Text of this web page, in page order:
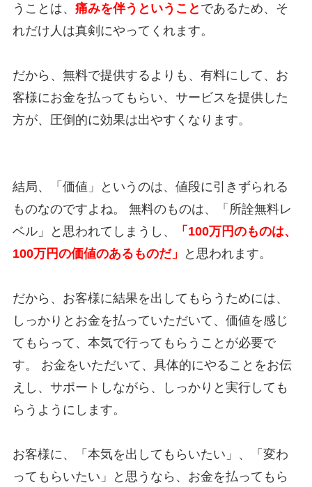
うことは、 痛みを伴うということ であるため、そ
れだけ人は真剣にやってくれます。
だから、無料で提供するよりも、有料にして、お
客様にお金を払ってもらい、サービスを提供した
方が、圧倒的に効果は出やすくなります。
結局、「価値」というのは、値段に引きずられる
ものなのですよね。 無料のものは、「所詮無料レ
ベル」と思われてしまうし、
「100万円のものは、
100万円の価値のあるものだ」
と思われます。
だから、お客様に結果を出してもらうためには、
しっかりとお金を払っていただいて、価値を感じ
てもらって、本気で行ってもらうことが必要で
す。 お金をいただいて、具体的にやることをお伝
えし、サポートしながら、しっかりと実行しても
らうようにします。
お客様に、「本気を出してもらいたい」、「変わ
ってもらいたい」と思うなら、お金を払ってもら